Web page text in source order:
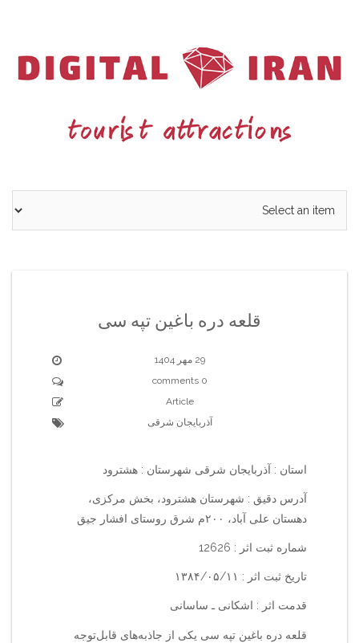
قلعه دره باغین تپه سی
29 مهر 1404
0 comments
Article
آذربایجان شرقی
استان : آذربایجان شرقی شهرستان : هشترود
آدرس دقیق : شهرستان هشترود، بخش مرکزی،
دهستان علی آباد، ۲۰۰م شرق روستای افشار جیق
شماره ثبت اثر : 12626
تاریخ ثبت اثر : ۱۳۸۴/۰۵/۱۱
قدمت اثر : اشکانی ـ ساسانی
قلعه دره باغین تپه سی یکی از جاذبه‌های قابل‌توجه